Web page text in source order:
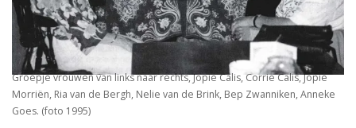
Groepje vrouwen van links naar rechts, Jopie Calis, Corrie Calis, Jopie
Morriën, Ria van de Bergh, Nelie van de Brink, Bep Zwanniken, Anneke
Goes. (foto 1995)